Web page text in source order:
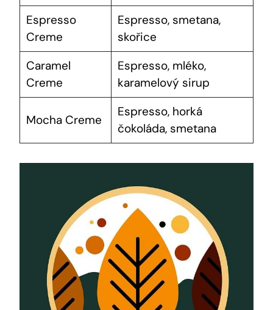
Espresso
Creme
Espresso, smetana,
skořice
Caramel
Creme
Espresso, mléko,
karamelový sirup
Mocha Creme
Espresso, horká
čokoláda, smetana